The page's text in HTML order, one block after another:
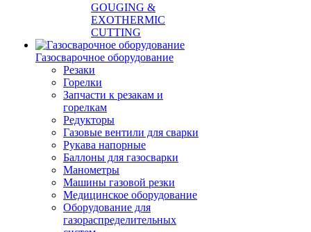
GOUGING &
EXOTHERMIC
CUTTING
Газосварочное оборудование
Резаки
Горелки
Запчасти к резакам и
горелкам
Редукторы
Газовые вентили для сварки
Рукава напорные
Баллоны для газосварки
Манометры
Машины газовой резки
Медицинское оборудование
Оборудование для
газораспределительных